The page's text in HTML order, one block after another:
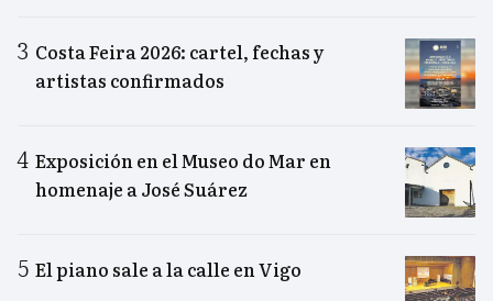
Costa Feira 2026: cartel, fechas y
artistas confirmados
Exposición en el Museo do Mar en
homenaje a José Suárez
El piano sale a la calle en Vigo